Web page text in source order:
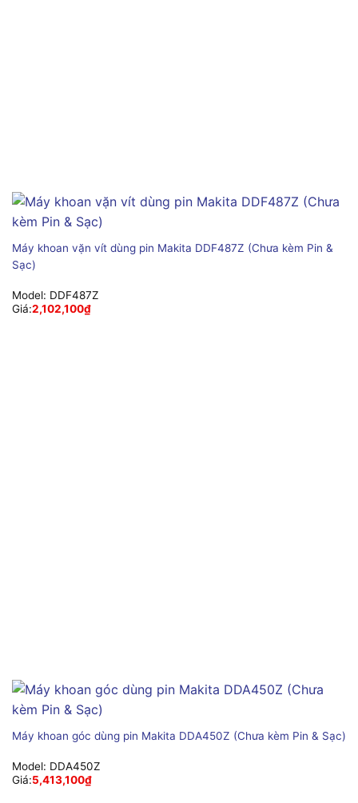
Máy khoan vặn vít dùng pin Makita DDF487Z (Chưa kèm Pin &
Sạc)
Model: DDF487Z
Giá:2,102,100₫
Máy khoan góc dùng pin Makita DDA450Z (Chưa kèm Pin & Sạc)
Model: DDA450Z
Giá:5,413,100₫